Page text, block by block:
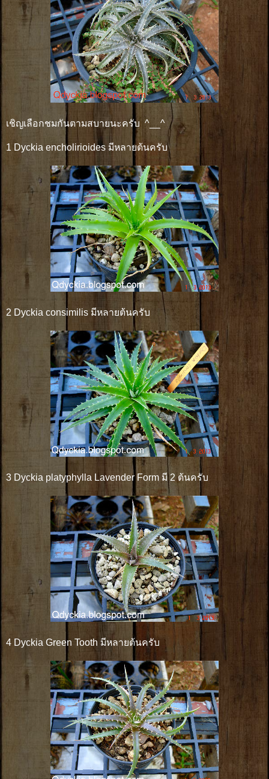
เชิญเลือกชมกันตามสบายนะครับ ^__^
1 Dyckia encholirioides มีหลายต้นครับ
2 Dyckia consimilis มีหลายต้นครับ
3 Dyckia platyphylla Lavender Form มี 2 ต้นครับ
4 Dyckia Green Tooth มีหลายต้นครับ